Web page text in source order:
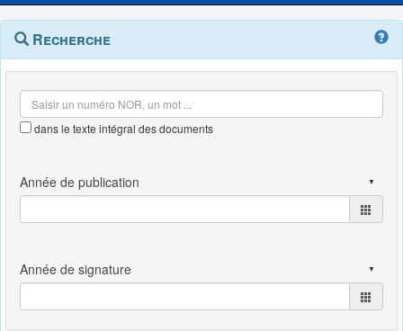
Navigation
outils
Menu
contextuel
Recherche
dans le texte intégral des documents